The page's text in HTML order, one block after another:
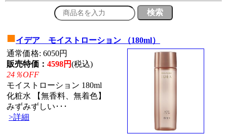
■イデア モイストローション （180ml）
通常価格: 6050円
販売特価： 4598円(税込)
24％OFF
モイストローション 180ml
化粧水 【無香料、無着色】
みずみずしい･･･
>詳細